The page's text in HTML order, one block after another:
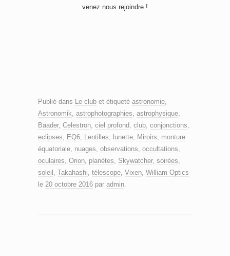
venez nous rejoindre !
Publié dans Le club et étiqueté astronomie
Astronomik astrophotographies astrophysique
Baader, Celestron ciel profond club conjonctions
eclipses
EQ6 Lentilles lunette Miroirs
monture
équatoriale nuages observations occultations
oculaires Orion planètes Skywatcher, soirées
soleil
Takahashi télescope Vixen William Optics
le 20 octobre 2016 par admin